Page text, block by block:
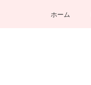
ホーム